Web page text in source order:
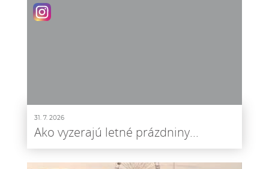
31. 7. 2026
Ako vyzerajú letné prázdniny...